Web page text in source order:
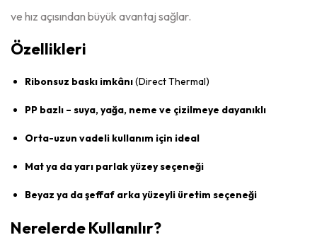
ve hız açısından büyük avantaj sağlar.
Özellikleri
Ribonsuz baskı imkânı(Direct Thermal)
PP bazlı – suya, yağa, neme ve çizilmeye dayanıklı
Orta-uzun vadeli kullanım için ideal
Mat ya da yarı parlak yüzey seçeneği
Beyaz ya da şeffaf arka yüzeyli üretim seçeneği
Nerelerde Kullanılır?